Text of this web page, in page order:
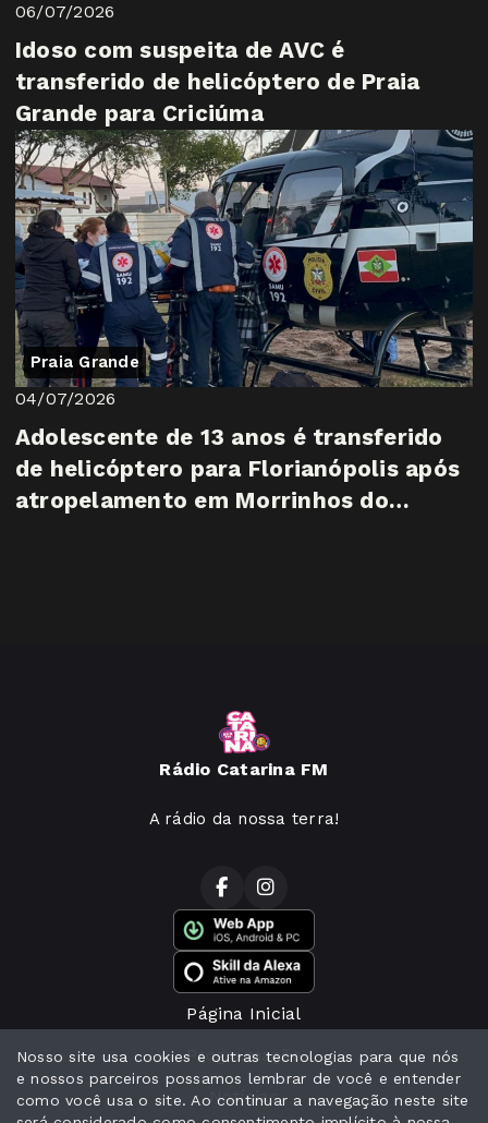
06/07/2026
Idoso com suspeita de AVC é
transferido de helicóptero de Praia
Grande para Criciúma
Praia Grande
04/07/2026
Adolescente de 13 anos é transferido
de helicóptero para Florianópolis após
atropelamento em Morrinhos do
Rádio Catarina FM
A rádio da nossa terra!
Página Inicial
Programação
Notícias
Nosso site usa cookies e outras tecnologias para que nós
e nossos parceiros possamos lembrar de você e entender
como você usa o site. Ao continuar a navegação neste site